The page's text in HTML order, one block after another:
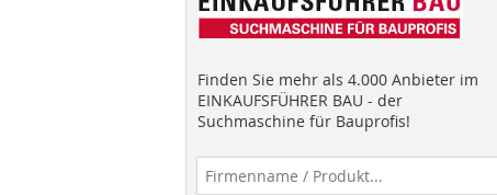
Finden Sie mehr als 4.000 Anbieter im
EINKAUFSFÜHRER BAU - der
Suchmaschine für Bauprofis!